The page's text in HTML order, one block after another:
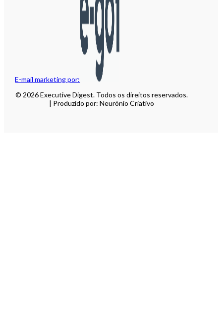
E-mail marketing por:
© 2026 Executive Digest. Todos os direitos reservados.
| Produzido por: Neurónio Criativo